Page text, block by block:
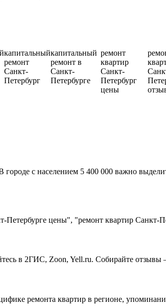
капитальный
ремонт
Санкт-
Петербург
капитальный
ремонт в
Санкт-
Петербурге
ремонт
квартир
Санкт-
Петербург
цены
с населением 5 400 000 важно
Петербурге цены", "ремонт квартир Санкт-
в 2ГИС, Zoon, Yell.ru. Собирайте
ремонта квартир в регионе,